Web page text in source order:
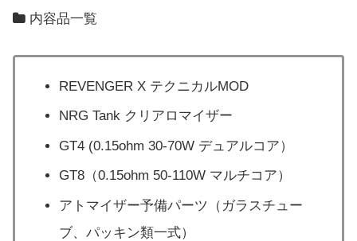
内容品一覧
REVENGER X テクニカルMOD
NRG Tank クリアロマイザー
GT4 (0.15ohm 30-70W デュアルコア）
GT8（0.15ohm 50-110W マルチコア）
アトマイザー予備パーツ（ガラスチュー
ブ、パッキン類一式）